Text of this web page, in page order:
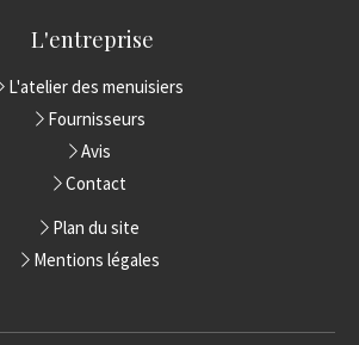
L'entreprise
L'atelier des menuisiers
Fournisseurs
Avis
Contact
Plan du site
Mentions légales